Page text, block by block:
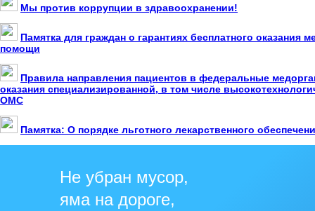
Мы против коррупции в здравоохранении!
Памятка для граждан о гарантиях бесплатного оказания
помощи
Правила направления пациентов в федеральные
оказания специализированной, в том числе
ОМС
Памятка: О порядке льготного лекарственного
Не убран мусор,
яма на дороге,